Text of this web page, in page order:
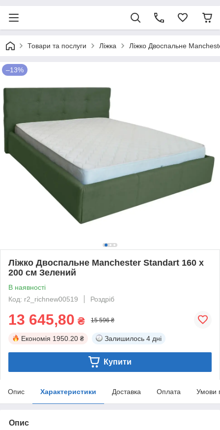
Товари та послуги Ліжка Ліжко Двоспальне
–13%
Ліжко Двоспальне Manchester Standart 160 х
200 см Зелений
В наявності
Код: r2_richnew00519
Роздріб
13 645,80 ₴ 15 596 ₴
Економія 1950.20 ₴ Залишилось 4 дні
Купити
Опис Характеристики Доставка Оплата Умови
Опис